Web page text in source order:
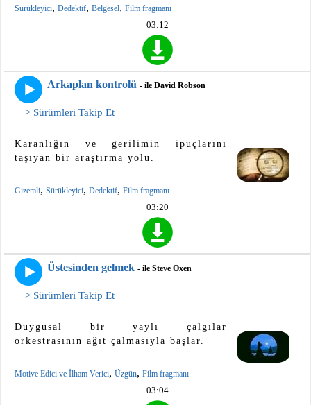
Sürükleyici, Dedektif, Belgesel, Film fragmanı
03:12
Arkaplan kontrolü - ile David Robson
> Sürümleri Takip Et
Karanlığın ve gerilimin ipuçlarını
taşıyan bir araştırma yolu.
Gizemli, Sürükleyici, Dedektif, Film fragmanı
03:20
Üstesinden gelmek - ile Steve Oxen
> Sürümleri Takip Et
Duygusal bir yaylı çalgılar
orkestrasının ağıt çalmasıyla başlar.
Motive Edici ve İlham Verici, Üzgün, Film fragmanı
03:04